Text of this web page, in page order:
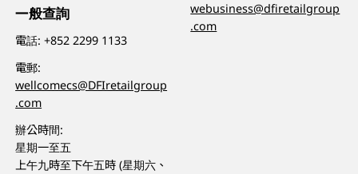
一般查詢
電話:+852 2299 1133
電郵:
wellcomecs@DFIretailgroup
.com
辦公時間:
星期一至五
上午九時至下午五時 (星期六、
webusiness@dfiretailgroup
.com